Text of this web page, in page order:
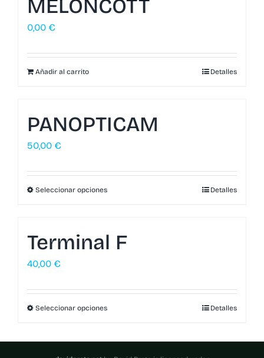
MELONCOTT
0,00 €
Añadir al carrito Detalles
PANOPTICAM
50,00 €
Seleccionar opciones Detalles
Terminal F
40,00 €
Seleccionar opciones Detalles